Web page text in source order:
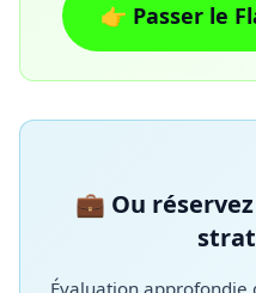
👉 Passer le
💼 Ou